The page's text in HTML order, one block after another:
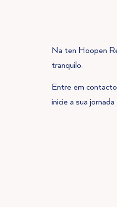
Na ten Hoopen
tranquilo.
Entre em
inicie a sua